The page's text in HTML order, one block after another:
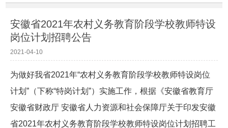
安徽省2021年农村义务教育阶段学校教师特设
岗位计划招聘公告
2021-04-10
为做好我省2021年“农村义务教育阶段学校教师特设岗位
计划”（下称“特岗计划”）实施工作，根据《安徽省教育厅
安徽省财政厅 安徽省人力资源和社会保障厅关于印发安徽
省2021年农村义务教育阶段学校教师特设岗位计划招聘工